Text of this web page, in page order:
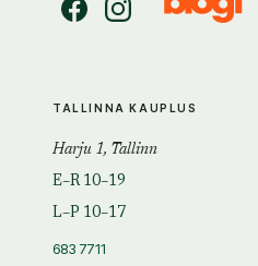
TALLINNA KAUPLUS
Harju 1, Tallinn
E–R 10–19
L–P 10–17
683 7711